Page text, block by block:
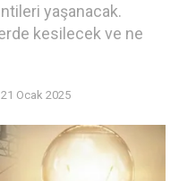
yaşanacak.
kesilecek ve ne
21 Ocak 2025